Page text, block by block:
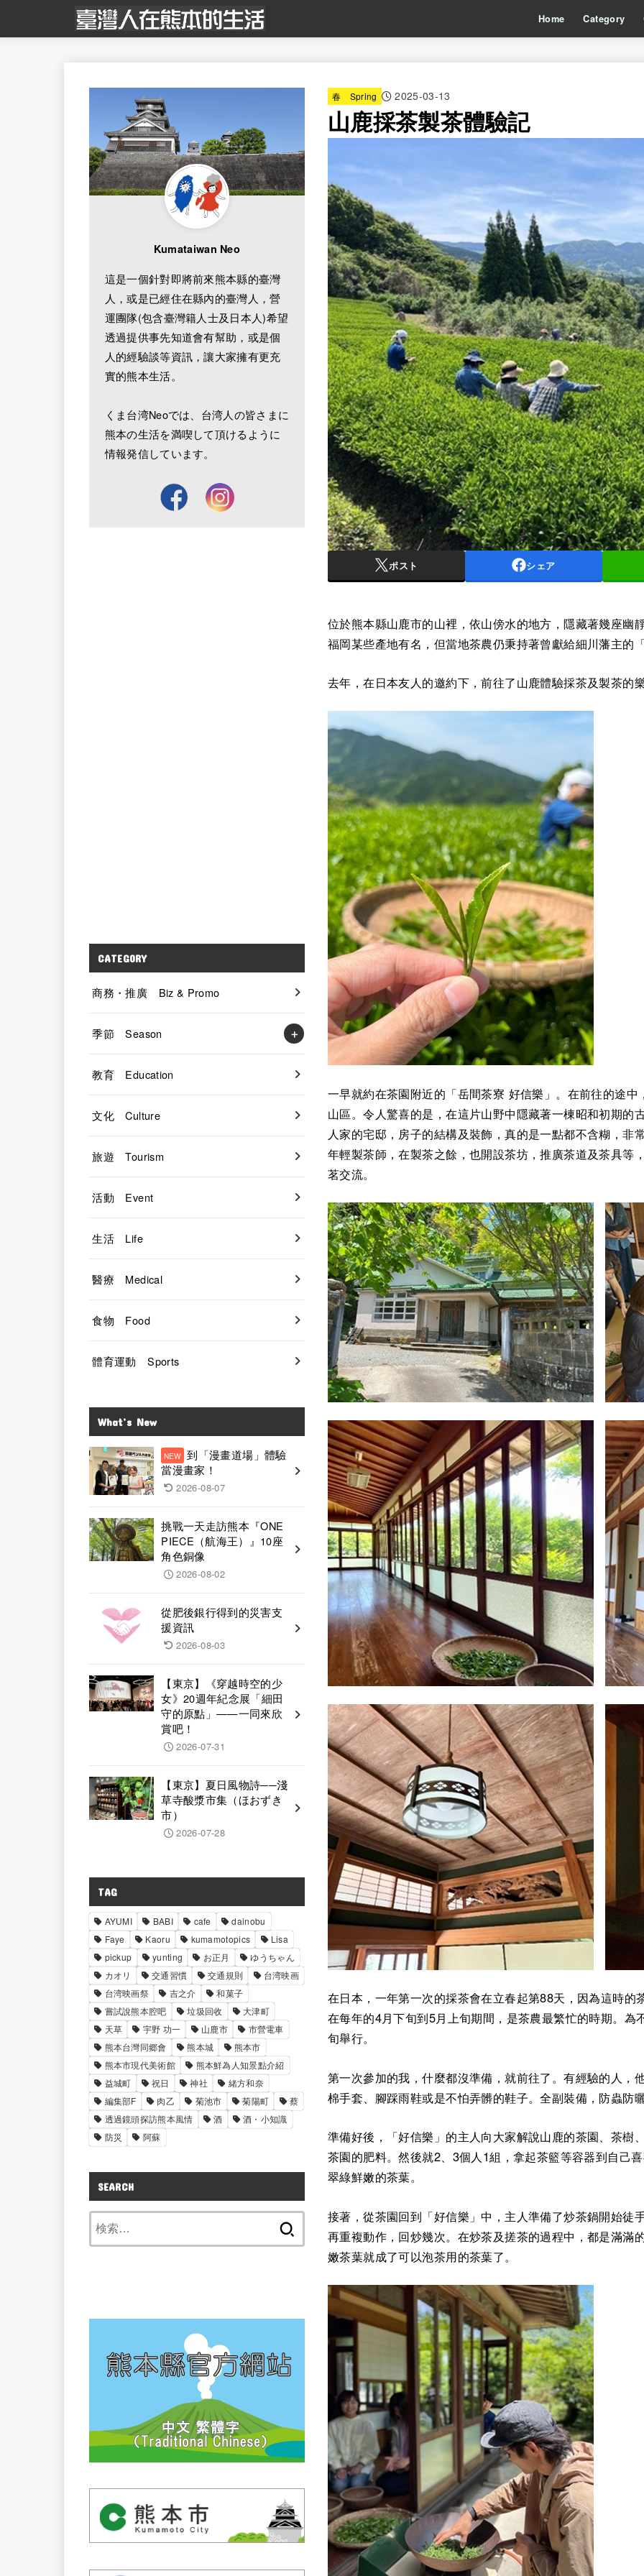
Home Category
春 Spring 2025-03-13
山鹿採茶製茶體驗記
ポスト シェア
位於熊本縣山鹿市的山裡，依山傍水的地方，隱藏著幾座幽
福岡某些產地有名，但當地茶農仍秉持著曾獻給細川藩主的
去年，在日本友人的邀約下，前往了山鹿體驗採茶及製茶的
一早就約在茶園附近的「岳間茶寮 好信樂」。在前往的途
山區。令人驚喜的是，在這片山野中隱藏著一棟昭和初期的
人家的宅邸，房子的結構及裝飾，真的是一點都不含糊，非
年輕製茶師，在製茶之餘，也開設茶坊，推廣茶道及茶具等
茗交流。
在日本，一年第一次的採茶會在立春起第88天，因為這時
在每年的4月下旬到5月上旬期間，是茶農最繁忙的時期。
旬舉行。
第一次參加的我，什麼都沒準備，就前往了。有經驗的人，
棉手套、腳踩雨鞋或是不怕弄髒的鞋子。全副裝備，防蟲防
準備好後，「好信樂」的主人向大家解說山鹿的茶園、茶樹
茶園的肥料。然後就2、3個人1組，拿起茶籃等容器到自己
翠綠鮮嫩的茶葉。
接著，從茶園回到「好信樂」中，主人準備了炒茶鍋開始徒
再重複動作，回炒幾次。在炒茶及搓茶的過程中，都是滿滿
嫩茶葉就成了可以泡茶用的茶葉了。
Kumataiwan Neo
這是一個針對即將前來熊本縣的臺灣
人，或是已經住在縣內的臺灣人，營
運團隊(包含臺灣籍人士及日本人)希望
透過提供事先知道會有幫助，或是個
人的經驗談等資訊，讓大家擁有更充
實的熊本生活。
くま台湾Neoでは、台湾人の皆さまに
熊本の生活を満喫して頂けるように
情報発信しています。
CATEGORY
商務・推廣 Biz & Promo
季節 Season
教育 Education
文化 Culture
旅遊 Tourism
活動 Event
生活 Life
醫療 Medical
食物 Food
體育運動 Sports
What’s New
到「漫畫道場」體驗
當漫畫家！
2026-08-07
挑戰一天走訪熊本『ONE
PIECE（航海王）』10座
角色銅像
2026-08-02
從肥後銀行得到的災害支
援資訊
2026-08-03
【東京】《穿越時空的少
女》20週年紀念展「細田
守的原點」——一同來欣
賞吧！
2026-07-31
【東京】夏日風物詩──淺
草寺酸漿市集（ほおずき
市）
2026-07-28
TAG
AYUMI BABI cafe
dainobu
Faye
Kaoru kumamotopics
Lisa
pickup
yunting お正月
ゆうちゃん
カオリ
交通習慣 交通規則
台湾映画
台湾映画祭
吉之介
和菓子
嘗試說熊本腔吧
垃圾回收
大津町
天草
宇野 功一 山鹿市
市營電車
熊本台灣同郷會
熊本城
熊本市
熊本市現代美術館
熊本鮮為人知景點介紹
益城町
祝日 神社
緒方和奈
編集部F
肉乙 菊池市 菊陽町
蔡
透過鏡頭探訪熊本風情
酒
酒・小知識
防災
阿蘇
SEARCH